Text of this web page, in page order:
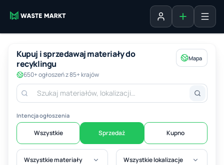
Zaloguj sięDodaj
Kupuj i sprzedawaj materiały do
recyklingu
650+ ogłoszeń z 85+ krajów
Mapa
Intencja ogłoszenia
Wszystkie Sprzedaż Kupno
Wszystkie materiały Wszystkie lokalizacje